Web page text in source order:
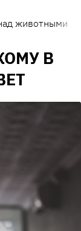
животными
В